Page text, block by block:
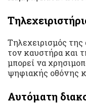
Τηλεχειρισμός
τον καυστήρα και
μπορεί να
ψηφιακής οθόνης
Αυτόματη